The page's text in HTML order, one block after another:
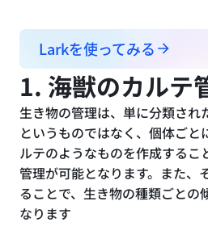
Larkを使ってみる
1. 海獣のカルテ
生き物の管理は、単に分類され
というものではなく、個体ごと
ルテのようなものを作成するこ
管理が可能となります。また、
ることで、生き物の種類ごとの
なります